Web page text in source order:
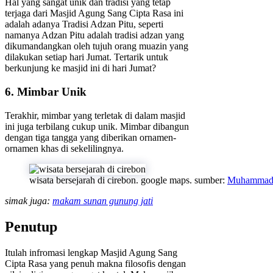
Hal yang sangat unik dan tradisi yang tetap
terjaga dari Masjid Agung Sang Cipta Rasa ini
adalah adanya Tradisi Adzan Pitu, seperti
namanya Adzan Pitu adalah tradisi adzan yang
dikumandangkan oleh tujuh orang muazin yang
dilakukan setiap hari Jumat. Tertarik untuk
berkunjung ke masjid ini di hari Jumat?
6. Mimbar Unik
Terakhir, mimbar yang terletak di dalam masjid
ini juga terbilang cukup unik. Mimbar dibangun
dengan tiga tangga yang diberikan ornamen-
ornamen khas di sekelilingnya.
wisata bersejarah di cirebon. google maps. sumber:
simak juga: makam sunan gunung jati
Penutup
Itulah infromasi lengkap Masjid Agung Sang
Cipta Rasa yang penuh makna filosofis dengan